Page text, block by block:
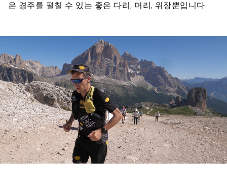
은 경주를 펼칠 수 있는 좋은 다리, 머리, 위장뿐입니다.